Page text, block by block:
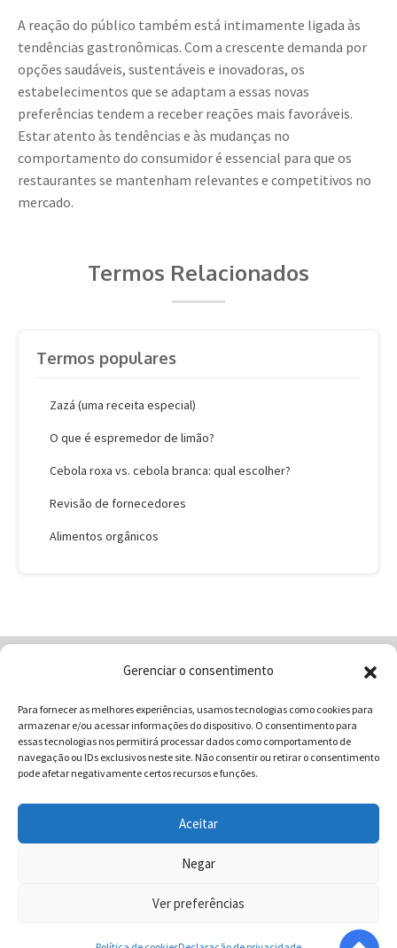
Gerenciar o consentimento
Para fornecer as melhores experiências, usamos tecnologias como cookies para
armazenar e/ou acessar informações do dispositivo. O consentimento para
essas tecnologias nos permitirá processar dados como comportamento de
navegação ou IDs exclusivos neste site. Não consentir ou retirar o consentimento
pode afetar negativamente certos recursos e funções.
Aceitar
Negar
Ver preferências
A reação do público também está intimamente ligada às
tendências gastronômicas. Com a crescente demanda por
opções saudáveis, sustentáveis e inovadoras, os
estabelecimentos que se adaptam a essas novas
preferências tendem a receber reações mais favoráveis.
Estar atento às tendências e às mudanças no
comportamento do consumidor é essencial para que os
restaurantes se mantenham relevantes e competitivos no
mercado.
Termos Relacionados
Termos populares
Zazá (uma receita especial)
O que é espremedor de limão?
Cebola roxa vs. cebola branca: qual escolher?
Revisão de fornecedores
Alimentos orgânicos
Contatos
Receitas
Blog
Vocabulário da Gastronomia
COMUNICAR - Comunicação e Marketing | CNPJ:
03.013.350/0001-80 | Rua 82 Nº99 Qd. F13 Lt. 13 Sala 01 - Setor
996358681 - CEP: 74.083-010 | © 2025 COMUNICAR.COM.BR